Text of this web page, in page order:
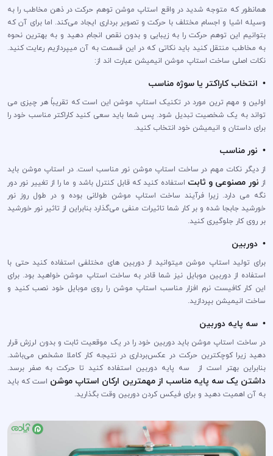
همانطور که متوجه شدید در واقع استاپ موشن توهم حرکت در ذهن مخاطب را به
وسیله اشیا و اجسام مختلف با حرکت و تصویر برداری ایجاد می‌کند. اما برای آن که
بتوانیم این توهم حرکت را به زیبایی و بدون نقص انجام دهید و به بهترین نحوه
به مخاطب منتقل کنید باید نکاتی که در این قسمت به آن میپردازیم رعایت کنید.
نکات اصلی ساخت استاپ موشن انیمیشن عبارت اند از:
• انتخاب کاراکتر یا سوژه مناسب
اولین و مهم ترین مورد در تکنیک استاپ موشن این است که تقریباً هر چیزی می
تواند به یک شخصیت تبدیل شود. پس شما باید سعی کنید کاراکتر مناسب خود را
برای داستان و انیمیشن خود انتخاب کنید.
• نور مناسب
از دیگر نکات مهم در ساخت استاپ موشن نور مناسب است. در استاپ موشن باید
از نور مصنوعی و ثابت استفاده کنید که قابل کنترل باشد و ما را از تغییر نور دور
نگه می دارد. زیرا فرآیند ساخت استاپ موشن طولانی بوده و در طول روز نور
خورشید جابجا شده و بر کار شما تاثیرات منفی می‌گذارد بنابراین از تاثیر نور خورشید
بر روی کار جلوگیری کنید.
• دوربین
برای تولید استاپ موشن میتوانید از دوربین های مختلفی استفاده کنید حتی با
استفاده از دوربین موبایل نیز شما قادر به ساخت استاپ موشن خواهید بود. برای
این کار کافیست نرم افزار مناسب استاپ موشن را روی موبایل خود نصب کنید و
ساخت انیمیشن بپردازید.
• سه پایه دوربین
در ساخت استاپ موشن باید دوربین خود را در یک موقعیت ثابت و بدون لرزش قرار
دهید زیرا کوچکترین حرکت در عکس‌برداری در نتیجه کار کاملا مشخص می‌باشد.
بنابراین بهتر است از سه پایه دوربین استفاده کنید تا حرکت به صفر برسد.
داشتن یک سه پایه مناسب از مهمترین ارکان استاپ موشن است که باید
به آن اهمیت دهید و برای فیکس کردن دوربین وقت بگذارید.